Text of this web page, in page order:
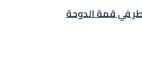
في قمة الدوحة